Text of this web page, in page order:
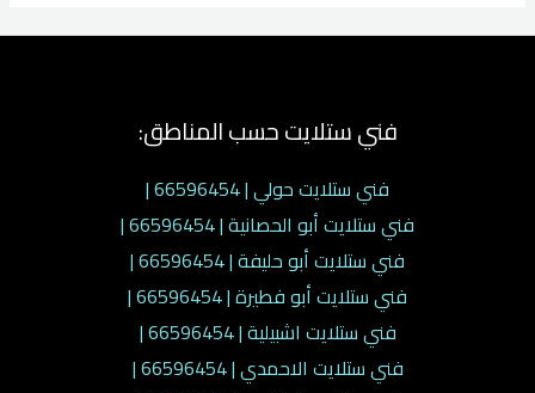
فني ستلايت حسب المناطق:
فني ستلايت حولي | 66596454 |
فني ستلايت أبو الحصانية | 66596454 |
فني ستلايت أبو حليفة | 66596454 |
فني ستلايت أبو فطيرة | 66596454 |
فني ستلايت اشبيلية | 66596454 |
فني ستلايت الاحمدي | 66596454 |